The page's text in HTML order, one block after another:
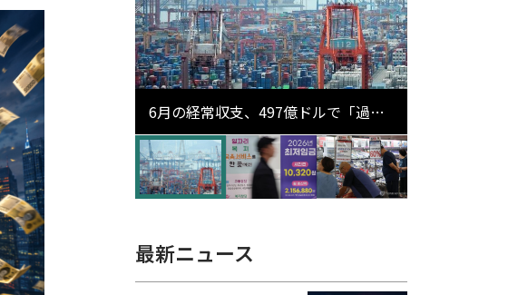
6月の経常収支、497億ドルで「過去
最大」…輸出が初の1000億ドル突破
最新ニュース